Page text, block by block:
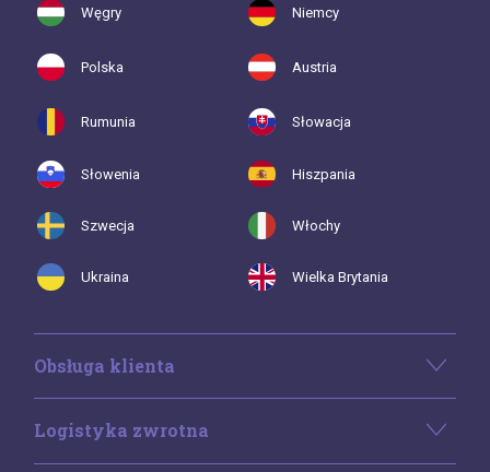
Węgry Niemcy
Polska Austria
Rumunia Słowacja
Słowenia Hiszpania
Szwecja Włochy
Ukraina Wielka Brytania
Obsługa klienta
Logistyka zwrotna